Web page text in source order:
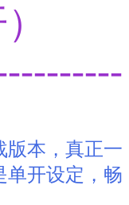
版本，真正一
单开设定，畅